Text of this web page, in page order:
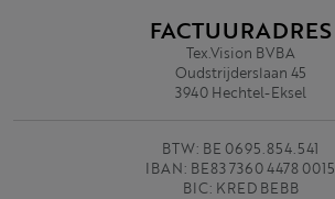
FACTUURADRES
Tex.Vision BVBA
Oudstrijderslaan 45
3940 Hechtel-Eksel
BTW: BE 0695.854.541
IBAN: BE83 7360 4478 0015
BIC: KRED BEBB